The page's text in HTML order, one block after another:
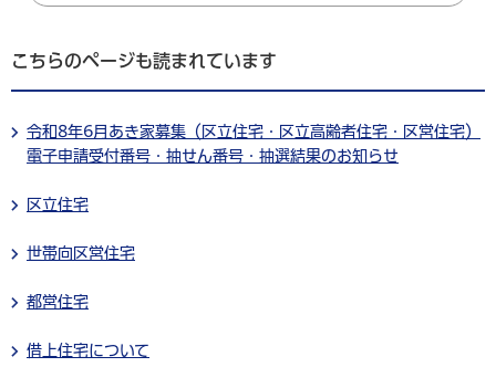
こちらのページも読まれています
令和8年6月あき家募集（区立住宅・区立高齢者住宅・区営住宅）
電子申請受付番号・抽せん番号・抽選結果のお知らせ
区立住宅
世帯向区営住宅
都営住宅
借上住宅について